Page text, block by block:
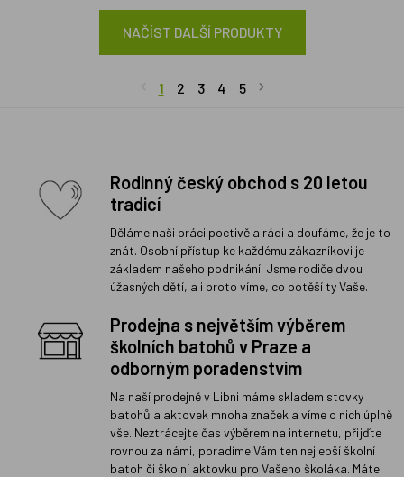
NAČÍST DALŠÍ PRODUKTY
1 2 3 4 5
Rodinný český obchod s 20 letou
tradicí
Děláme naši práci poctivě a rádi a doufáme, že je to
znát. Osobní přístup ke každému zákazníkovi je
základem našeho podnikání. Jsme rodiče dvou
úžasných dětí, a i proto víme, co potěší ty Vaše.
Prodejna s největším výběrem
školních batohů v Praze a
odborným poradenstvím
Na naší prodejně v Libni máme skladem stovky
batohů a aktovek mnoha značek a víme o nich úplně
vše. Neztrácejte čas výběrem na internetu, přijďte
rovnou za námi, poradíme Vám ten nejlepší školní
batoh či školní aktovku pro Vašeho školáka. Máte